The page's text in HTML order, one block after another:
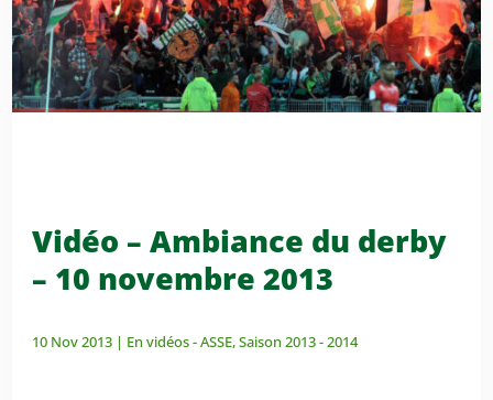
Vidéo – Ambiance du derby
– 10 novembre 2013
10 Nov 2013 | En vidéos - ASSE,Saison 2013 - 2014